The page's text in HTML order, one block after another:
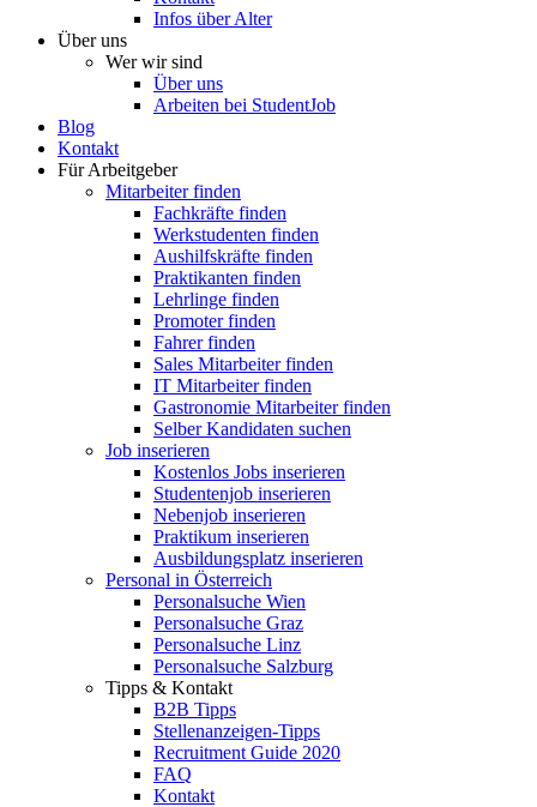
Infos über Alter
Über uns
Wer wir sind
Über uns
Arbeiten bei StudentJob
Blog
Kontakt
Für Arbeitgeber
Mitarbeiter finden
Fachkräfte finden
Werkstudenten finden
Aushilfskräfte finden
Praktikanten finden
Lehrlinge finden
Promoter finden
Fahrer finden
Sales Mitarbeiter finden
IT Mitarbeiter finden
Gastronomie Mitarbeiter finden
Selber Kandidaten suchen
Job inserieren
Kostenlos Jobs inserieren
Studentenjob inserieren
Nebenjob inserieren
Praktikum inserieren
Ausbildungsplatz inserieren
Personal in Österreich
Personalsuche Wien
Personalsuche Graz
Personalsuche Linz
Personalsuche Salzburg
Tipps & Kontakt
B2B Tipps
Stellenanzeigen-Tipps
Recruitment Guide 2020
FAQ
Kontakt